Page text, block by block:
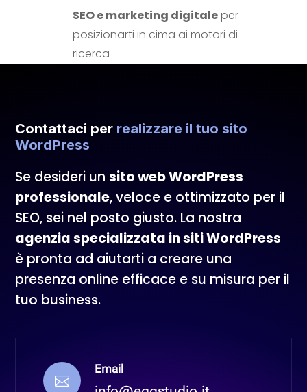
SEO e marketing digitaleper
posizionarti in cima ai motori di
ricerca
Contattaci per realizzare il tuo sito
WordPress
Se desideri unsito web WordPress
professionale, veloce e ottimizzato per il
SEO, sei nel posto giusto. La nostra
agenzia specializzata in siti WordPress
è pronta ad aiutarti a creare una
presenza online efficace e su misura per il
tuo business.

Email